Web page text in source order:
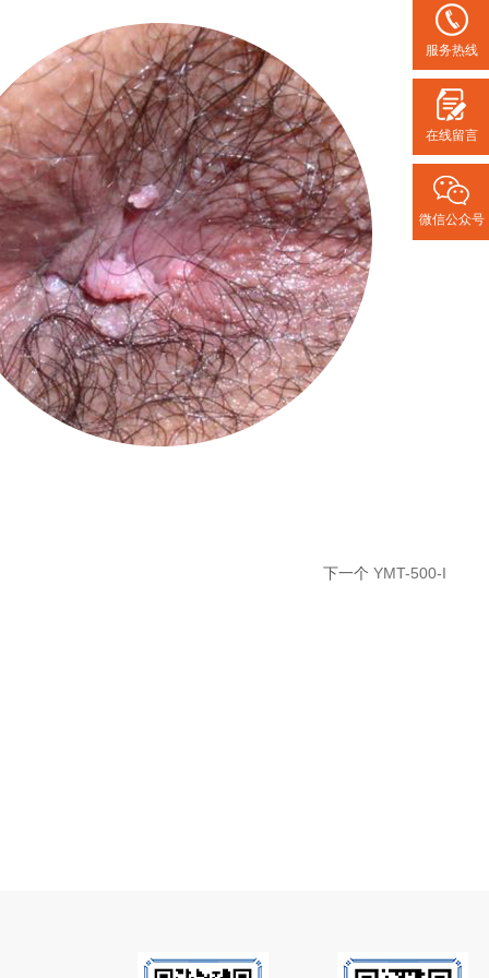
下一个 YMT-500-I
服务热线
在线留言
微信公众号